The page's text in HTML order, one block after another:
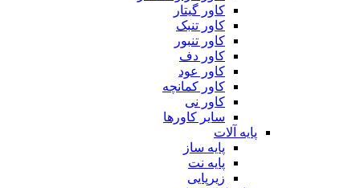
کاور گیتار
کاور تنبک
کاور تنبور
کاور دف
کاور عود
کاور کمانچه
کاور نی
سایر کاورها
پایه آلات
پایه ساز
پایه نت
زیرپایی